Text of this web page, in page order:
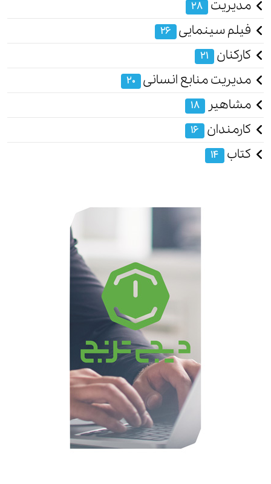
مدیریت 28
فیلم سینمایی 26
کارکنان 21
مدیریت منابع انسانی 20
مشاهیر 18
کارمندان 16
کتاب 14